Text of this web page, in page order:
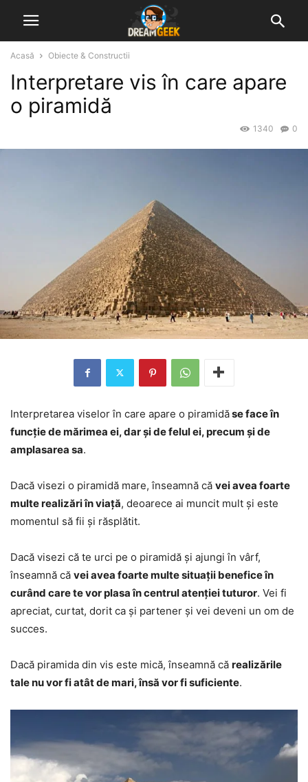
Acasă Obiecte & Constructii
Interpretare vis în care apare
o piramidă
0
1340
Interpretarea viselor în care apare o piramidăse face în
funcție de mărimea ei, dar și de felul ei, precum și de
amplasarea sa.
Dacă visezi o piramidă mare, înseamnă că vei avea foarte
multe realizări în viață, deoarece ai muncit mult și este
momentul să fii și răsplătit.
Dacă visezi că te urci pe o piramidă și ajungi în vârf,
înseamnă că vei avea foarte multe situații benefice în
curând care te vor plasa în centrul atenției tuturor. Vei fi
apreciat, curtat, dorit ca și partener și vei deveni un om de
succes.
Dacă piramida din vis este mică, înseamnă că realizările
tale nu vor fi atât de mari, însă vor fi suficiente.